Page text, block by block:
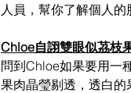
人員，幫你了解個人
Chloe自詡雙眼似茘枝
問到Chloe如果要用一
果肉晶瑩剔透，透白